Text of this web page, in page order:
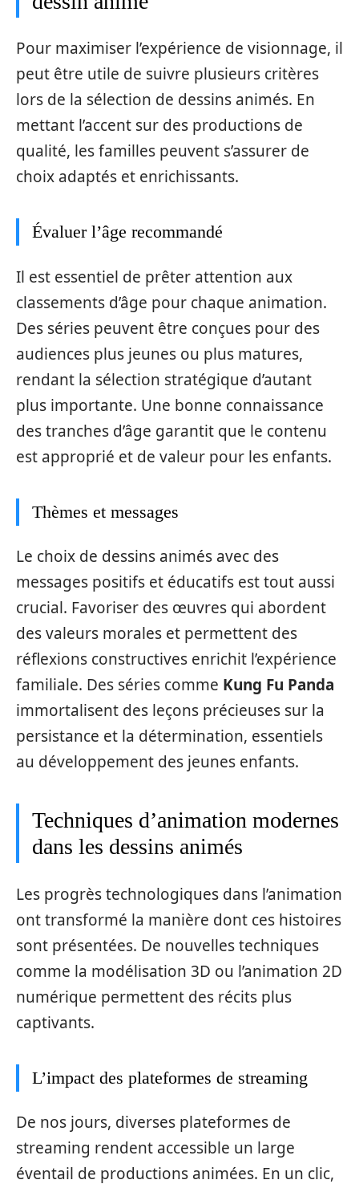
Pour maximiser l’expérience de visionnage, il
peut être utile de suivre plusieurs critères
lors de la sélection de dessins animés. En
mettant l’accent sur des productions de
qualité, les familles peuvent s’assurer de
choix adaptés et enrichissants.
Évaluer l’âge recommandé
Il est essentiel de prêter attention aux
classements d’âge pour chaque animation.
Des séries peuvent être conçues pour des
audiences plus jeunes ou plus matures,
rendant la sélection stratégique d’autant
plus importante. Une bonne connaissance
des tranches d’âge garantit que le contenu
est approprié et de valeur pour les enfants.
Thèmes et messages
Le choix de dessins animés avec des
messages positifs et éducatifs est tout aussi
crucial. Favoriser des œuvres qui abordent
des valeurs morales et permettent des
réflexions constructives enrichit l’expérience
familiale. Des séries comme Kung Fu Panda
immortalisent des leçons précieuses sur la
persistance et la détermination, essentiels
au développement des jeunes enfants.
Techniques d’animation modernes
dans les dessins animés
Les progrès technologiques dans l’animation
ont transformé la manière dont ces histoires
sont présentées. De nouvelles techniques
comme la modélisation 3D ou l’animation 2D
numérique permettent des récits plus
captivants.
L’impact des plateformes de streaming
De nos jours, diverses plateformes de
streaming rendent accessible un large
éventail de productions animées. En un clic,